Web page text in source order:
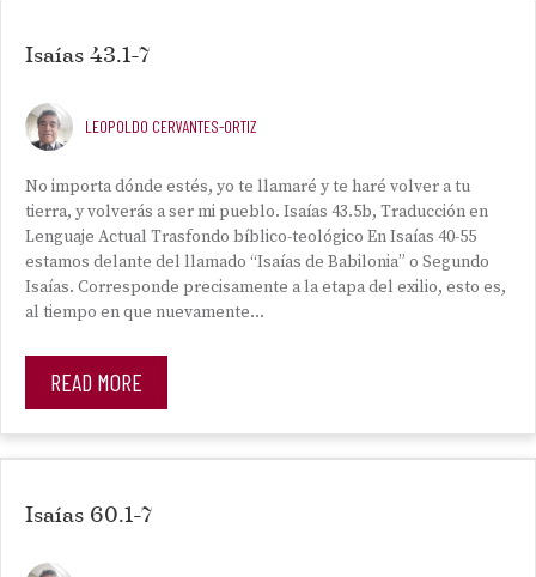
Isaías 43.1-7
LEOPOLDO CERVANTES-ORTIZ
No importa dónde estés, yo te llamaré y te haré volver a tu
tierra, y volverás a ser mi pueblo. Isaías 43.5b, Traducción en
Lenguaje Actual Trasfondo bíblico-teológico En Isaías 40-55
estamos delante del llamado “Isaías de Babilonia” o Segundo
Isaías. Corresponde precisamente a la etapa del exilio, esto es,
al tiempo en que nuevamente…
READ MORE
Isaías 60.1-7